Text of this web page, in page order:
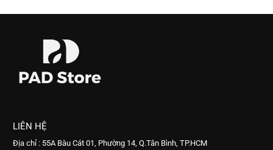
LIÊN HỆ
Địa chỉ : 55A Bàu Cát 01, Phường 14, Q.Tân Bình, TP.HCM